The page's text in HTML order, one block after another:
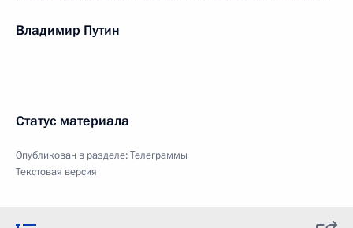
Владимир Путин
Статус материала
Опубликован в разделе:Телеграммы
Текстовая версия